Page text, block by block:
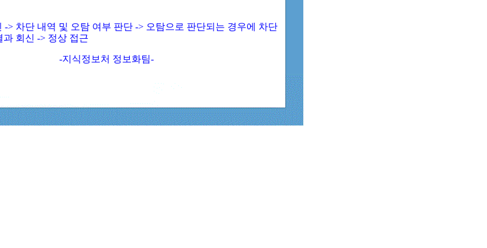
-> 차단 내역 및 오탐 여부 판단 -> 오탐으로 판단되는 경우에 차단
과 회신 -> 정상 접근
-지식정보처 정보화팀-